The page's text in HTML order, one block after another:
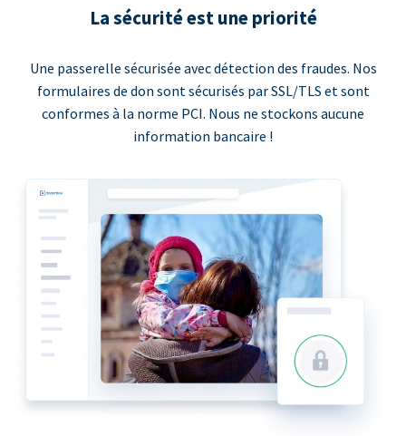
La sécurité est une priorité
Une passerelle sécurisée avec détection des fraudes. Nos
formulaires de don sont sécurisés par SSL/TLS et sont
conformes à la norme PCI. Nous ne stockons aucune
information bancaire !